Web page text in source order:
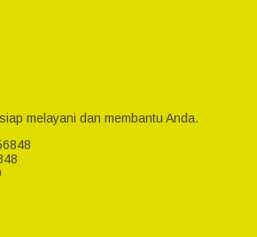
melayani dan membantu Anda.